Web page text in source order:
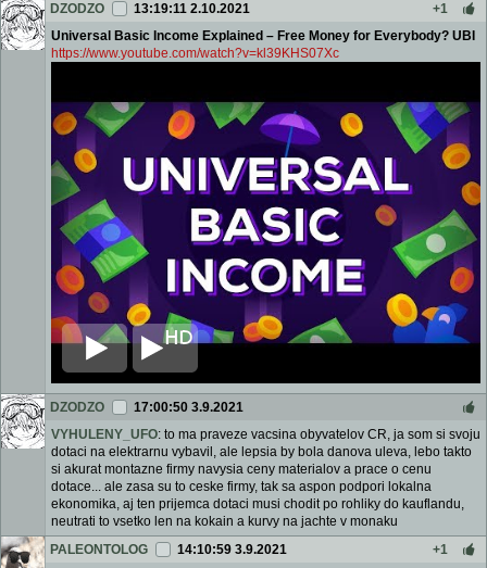
DZODZO
13:19:11 2.10.2021
+1
Universal Basic Income Explained – Free Money for Everybody? UBI
https://www.youtube.com/watch?v=kl39KHS07Xc
DZODZO
17:00:50 3.9.2021
VYHULENY_UFO: to ma praveze vacsina obyvatelov CR, ja som si svoju
dotaci na elektrarnu vybavil, ale lepsia by bola danova uleva, lebo takto
si akurat montazne firmy navysia ceny materialov a prace o cenu
dotace... ale zasa su to ceske firmy, tak sa aspon podpori lokalna
ekonomika, aj ten prijemca dotaci musi chodit po rohliky do kauflandu,
neutrati to vsetko len na kokain a kurvy na jachte v monaku
PALEONTOLOG
14:10:59 3.9.2021
+1